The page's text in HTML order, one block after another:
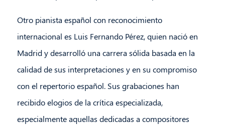
Otro pianista español con reconocimiento
internacional es Luis Fernando Pérez, quien nació en
Madrid y desarrolló una carrera sólida basada en la
calidad de sus interpretaciones y en su compromiso
con el repertorio español. Sus grabaciones han
recibido elogios de la crítica especializada,
especialmente aquellas dedicadas a compositores